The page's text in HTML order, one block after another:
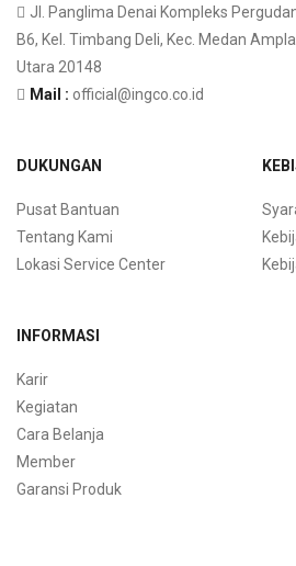
Jl. Panglima Denai Kompleks
B6, Kel. Timbang Deli, Kec. Medan
Utara 20148
Mail : official@ingco.co.id
DUKUNGAN
Pusat Bantuan
Tentang Kami
Lokasi Service Center
INFORMASI
Karir
Kegiatan
Cara Belanja
Member
Garansi Produk